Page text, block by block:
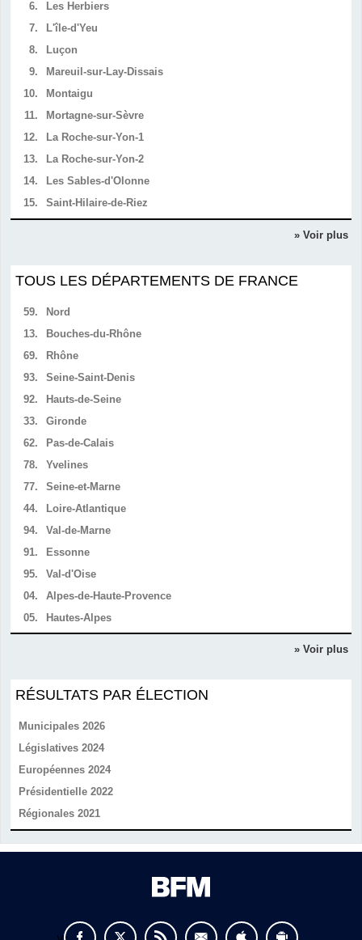
6.
Les Herbiers
7.
L'île-d'Yeu
8.
Luçon
9.
Mareuil-sur-Lay-Dissais
10.
Montaigu
11.
Mortagne-sur-Sèvre
12.
La Roche-sur-Yon-1
13.
La Roche-sur-Yon-2
14.
Les Sables-d'Olonne
15.
Saint-Hilaire-de-Riez
» Voir plus
TOUS LES DÉPARTEMENTS DE FRANCE
59.
Nord
13.
Bouches-du-Rhône
69.
Rhône
93.
Seine-Saint-Denis
92.
Hauts-de-Seine
33.
Gironde
62.
Pas-de-Calais
78.
Yvelines
77.
Seine-et-Marne
44.
Loire-Atlantique
94.
Val-de-Marne
91.
Essonne
95.
Val-d'Oise
04.
Alpes-de-Haute-Provence
05.
Hautes-Alpes
» Voir plus
RÉSULTATS PAR ÉLECTION
Municipales 2026
Législatives 2024
Européennes 2024
Présidentielle 2022
Régionales 2021